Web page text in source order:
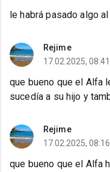
le habrá pasado algo
Rejime
17.02.2025,
que bueno que el Alfa
sucedía a su hijo y
Rejime
17.02.2025,
que bueno que el Alfa